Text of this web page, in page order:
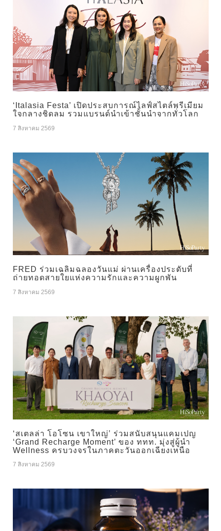
‘Italasia Festa’ เปิดประสบการณ์ไลฟ์สไตล์พรีเมียม
ใจกลางชิดลม รวมแบรนด์นำเข้าชั้นนำจากทั่วโลก
7 สิงหาคม 2569
FRED ร่วมเฉลิมฉลองวันแม่ ผ่านเครื่องประดับที่
ถ่ายทอดสายใยแห่งความรักและความผูกพัน
7 สิงหาคม 2569
‘สเตลล่า โอโซน เขาใหญ่’ ร่วมสนับสนุนแคมเปญ
‘Grand Recharge Moment’ ของ ททท. มุ่งสู่ผู้นำ
Wellness ครบวงจรในภาคตะวันออกเฉียงเหนือ
7 สิงหาคม 2569